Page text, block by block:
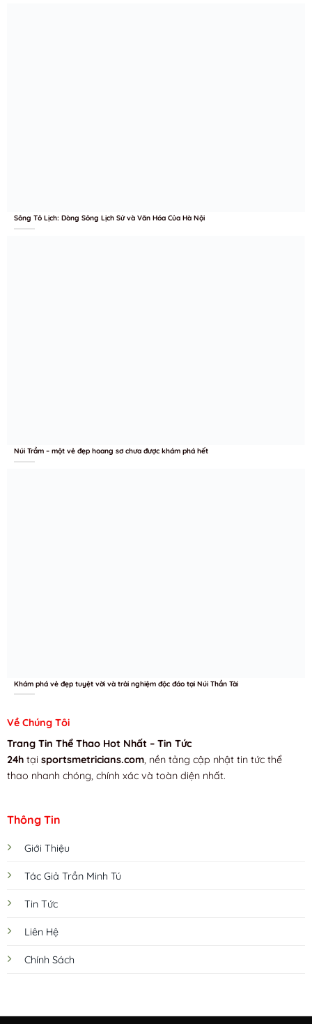
Về Chúng Tôi
Trang Tin Thể Thao Hot Nhất – Tin Tức
24htại sportsmetricians.com, nền tảng cập nhật tin tức thể
thao nhanh chóng, chính xác và toàn diện nhất.
Thông Tin
Giới Thiệu
Tác Giả Trần Minh Tú
Tin Tức
Liên Hệ
Chính Sách
Sông Tô Lịch: Dòng Sông Lịch Sử và Văn Hóa Của Hà Nội
Núi Trầm – một vẻ đẹp hoang sơ chưa được khám phá hết
Khám phá vẻ đẹp tuyệt vời và trải nghiệm độc đáo tại Núi Thần Tài